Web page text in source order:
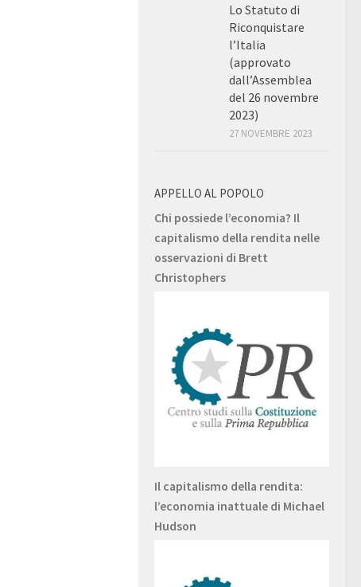
Lo Statuto di
Riconquistare
l’Italia
(approvato
dall’Assemblea
del 26 novembre
2023)
27 NOVEMBRE 2023
APPELLO AL POPOLO
Chi possiede l’economia? Il
capitalismo della rendita nelle
osservazioni di Brett
Christophers
Il capitalismo della rendita:
l’economia inattuale di Michael
Hudson